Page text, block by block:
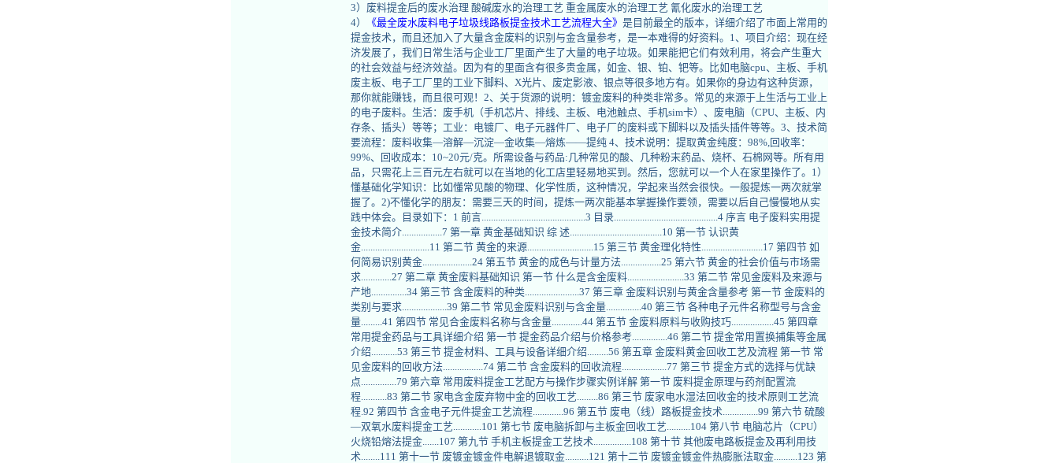
3）废料提金后的废水治理 酸碱废水的治理工艺 重金属废水的治理工艺 氰化废水的治理工艺
4）
《最全废水废料电子垃圾线路板提金技术工艺流程大全》 是目前最全的版本，详细介绍了市面上常用的
提金技术，而且还加入了大量含金废料的识别与金含量参考，是一本难得的好资料。1、项目介绍：现在经
济发展了，我们日常生活与企业工厂里面产生了大量的电子垃圾。如果能把它们有效利用，将会产生重大
的社会效益与经济效益。因为有的里面含有很多贵金属，如金、银、铂、钯等。比如电脑cpu、主板、手机
废主板、电子工厂里的工业下脚料、X光片、废定影液、银点等很多地方有。如果你的身边有这种货源，
那你就能赚钱，而且很可观！2、关于货源的说明：镀金废料的种类非常多。常见的来源于上生活与工业上
的电子废料。生活：废手机（手机芯片、排线、主板、电池触点、手机sim卡）、废电脑（CPU、主板、内
存条、插头）等等；工业：电镀厂、电子元器件厂、电子厂的废料或下脚料以及插头插件等等。3、技术简
要流程：废料收集—溶解—沉淀—金收集—熔炼——提纯 4、技术说明：提取黄金纯度：98%,回收率：
99%、回收成本：10~20元/克。所需设备与药品:几种常见的酸、几种粉末药品、烧杯、石棉网等。所有用
品，只需花上三百元左右就可以在当地的化工店里轻易地买到。然后，您就可以一个人在家里操作了。1）
懂基础化学知识：比如懂常见酸的物理、化学性质，这种情况，学起来当然会很快。一般提炼一两次就掌
握了。2)不懂化学的朋友：需要三天的时间，提炼一两次能基本掌握操作要领，需要以后自己慢慢地从实
践中体会。目录如下：1 前言............................................3 目录............................................4 序言 电子废料实用提
金技术简介.................7 第一章 黄金基础知识 综 述.......................................10 第一节 认识黄
金.............................11 第二节 黄金的来源............................15 第三节 黄金理化特性..........................17 第四节 如
何简易识别黄金.....................24 第五节 黄金的成色与计量方法.................25 第六节 黄金的社会价值与市场需
求.............27 第二章 黄金废料基础知识 第一节 什么是含金废料........................33 第二节 常见金废料及来源与
产地...............34 第三节 含金废料的种类.......................37 第三章 金废料识别与黄金含量参考 第一节 金废料的
类别与要求...................39 第二节 常见金废料识别与含金量...............40 第三节 各种电子元件名称型号与含金
量.........41 第四节 常见合金废料名称与含金量.............44 第五节 金废料原料与收购技巧..................45 第四章
常用提金药品与工具详细介绍 第一节 提金药品介绍与价格参考...............46 第二节 提金常用置换捕集等金属
介绍...........53 第三节 提金材料、工具与设备详细介绍.........56 第五章 金废料黄金回收工艺及流程 第一节 常
见金废料的回收方法.................74 第二节 含金废料的回收流程...................77 第三节 提金方式的选择与优缺
点...............79 第六章 常用废料提金工艺配方与操作步骤实例详解 第一节 废料提金原理与药剂配置流
程...........83 第二节 家电含金废弃物中金的回收工艺.........86 第三节 废家电水湿法回收金的技术原则工艺流
程.92 第四节 含金电子元件提金工艺流程.............96 第五节 废电（线）路板提金技术...............99 第六节 硫酸
—双氧水废料提金工艺............101 第七节 废电脑拆卸与主板金回收工艺..........104 第八节 电脑芯片（CPU）
火烧铅熔法提金.......107 第九节 手机主板提金工艺技术................108 第十节 其他废电路板提金及再利用技
术........111 第十一节 废镀金镀金件电解退镀取金..........121 第十二节 废镀金镀金件热膨胀法取金..........123 第